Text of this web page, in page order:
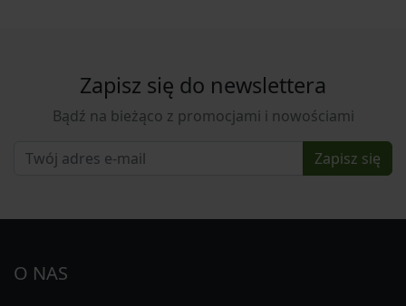
Zapisz się do newslettera
Bądź na bieżąco z promocjami i nowościami
Zapisz się
O NAS